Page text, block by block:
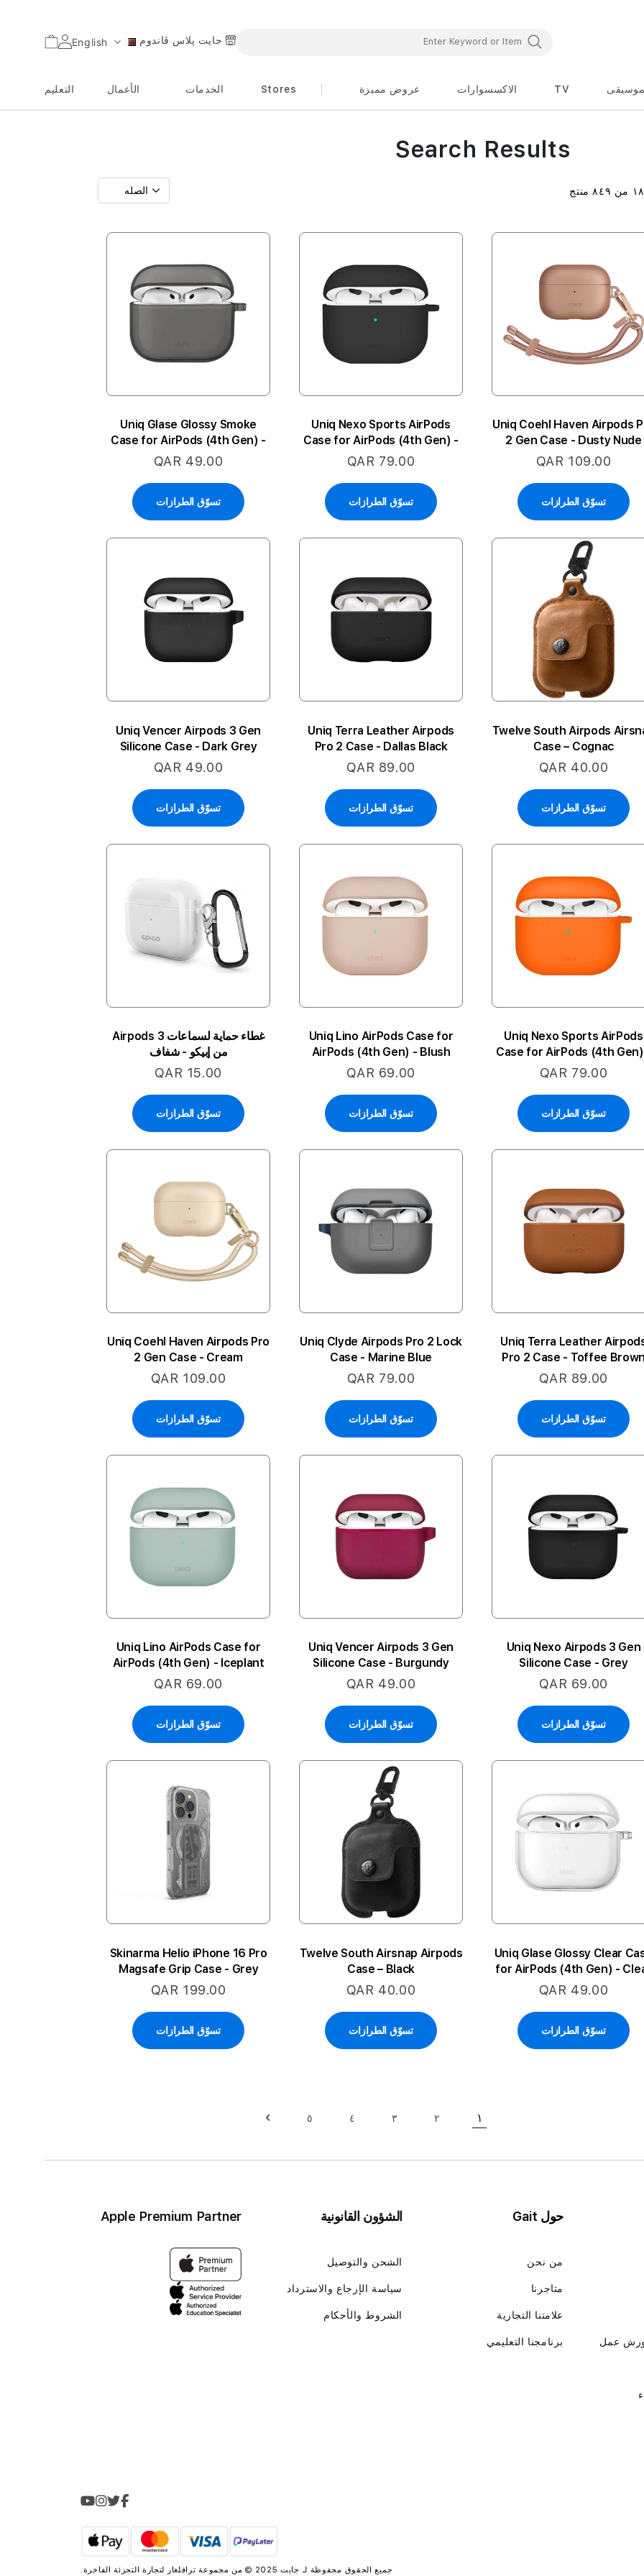
اللغة English جايت پلاس ڤاندوم السلة
TV الاكسسوارات عروض مميزة Stores الخدمات الأعمال التعليم
١٨ من ٨٤٩ منتج
Uniq Coehl Haven Airpods
2 Gen Case - Dusty Nude
QAR 109.00
تسوّق الطرازات
Uniq Nexo Sports AirPods
Case for AirPods (4th Gen) -
Black
QAR 79.00
تسوّق الطرازات
Uniq Glase Glossy Smoke
Case for AirPods (4th Gen) -
Smoke
QAR 49.00
تسوّق الطرازات
Twelve South Airpods
Case – Cognac
QAR 40.00
تسوّق الطرازات
Uniq Terra Leather Airpods
Pro 2 Case - Dallas Black
QAR 89.00
تسوّق الطرازات
Uniq Vencer Airpods 3 Gen
Silicone Case - Dark Grey
QAR 49.00
تسوّق الطرازات
Uniq Nexo Sports AirPods
Case for AirPods (4th
Volt Orange
QAR 79.00
تسوّق الطرازات
Uniq Lino AirPods Case for
AirPods (4th Gen) - Blush
Pink
QAR 69.00
تسوّق الطرازات
غطاء حماية لسماعات Airpods 3
من إبيكو - شفاف
QAR 15.00
تسوّق الطرازات
Uniq Terra Leather
Pro 2 Case - Toffee
QAR 89.00
تسوّق الطرازات
Uniq Clyde Airpods Pro 2 Lock
Case - Marine Blue
QAR 79.00
تسوّق الطرازات
Uniq Coehl Haven Airpods Pro
2 Gen Case - Cream
QAR 109.00
تسوّق الطرازات
Uniq Nexo Airpods 3 Gen
Silicone Case - Grey
QAR 69.00
تسوّق الطرازات
Uniq Vencer Airpods 3 Gen
Silicone Case - Burgundy
Maroon
QAR 49.00
تسوّق الطرازات
Uniq Lino AirPods Case for
AirPods (4th Gen) - Iceplant
Green
QAR 69.00
تسوّق الطرازات
Uniq Glase Glossy Clear
for AirPods (4th Gen) -
QAR 49.00
تسوّق الطرازات
Twelve South Airsnap Airpods
Case – Black
QAR 40.00
تسوّق الطرازات
Skinarma Helio iPhone 16 Pro
Magsafe Grip Case - Grey
QAR 199.00
تسوّق الطرازات
حاليا انت تقرأ الصفحة
١ ٢ ٣ ٤ ٥
Search Results
عمل
حول Gait
من نحن
متاجرنا
علامتنا التجارية
برنامجنا التعليمي
الشؤون القانونية
الشحن والتوصيل
سياسة الإرجاع والاسترداد
الشروط والأحكام
Apple Premium Partner
جميع الحقوق محفوظة لـ جايت 2025 © من مجموعة ترافلغار لتجارة التجزئة الفاخرة.